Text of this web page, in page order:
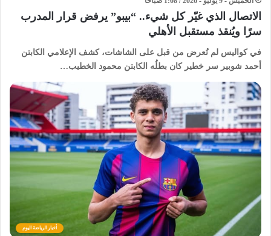
الاتصال الذي غيّر كل شيء.. “بيبو” يرفض قرار المدرب
سرًا ويُنقذ مستقبل الأهلي
في كواليس لم تُعرض من قبل على الشاشات، كشف الإعلامي الكابتن
أحمد شوبير سر خطير كان بطلُه الكابتن محمود الخطيب…
أخبار الرياضة اليوم